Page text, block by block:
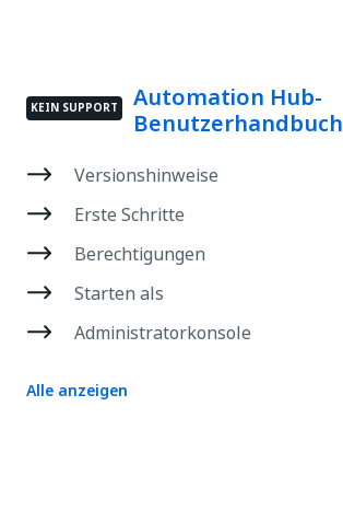
KEIN SUPPORT
Automation Hub-
Benutzerhandbuch
Versionshinweise
Erste Schritte
Berechtigungen
Starten als
Administratorkonsole
Alle anzeigen